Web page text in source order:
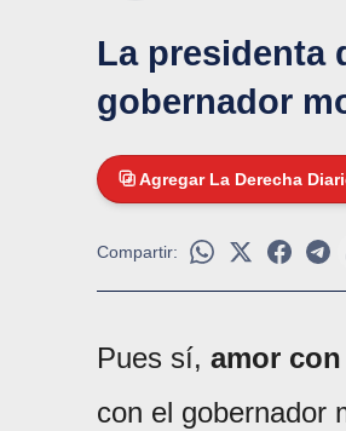
La presidenta
gobernador
Agregar La Derecha
Compartir:
Pues sí, amor
con el gobernador